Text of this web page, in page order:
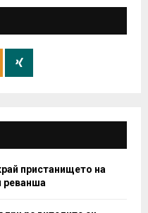
E
A
H
пристанището на
реванша